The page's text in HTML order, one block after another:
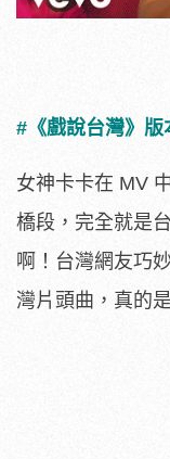
#《戲說台灣》版
女神卡卡在 MV
橋段，完全就是
啊！台灣網友巧
灣片頭曲，真的